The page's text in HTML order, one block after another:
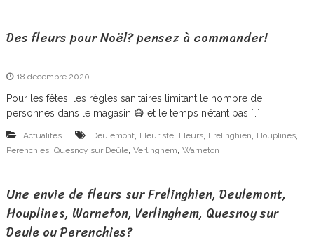
Des fleurs pour Noël? pensez à commander!
18 décembre 2020
Pour les fêtes, les règles sanitaires limitant le nombre de
personnes dans le magasin 😷 et le temps n’étant pas […]
Actualités Deulemont, Fleuriste, Fleurs, Frelinghien, Houplines,
Perenchies, Quesnoy sur Deûle, Verlinghem, Warneton
Une envie de fleurs sur Frelinghien, Deulemont,
Houplines, Warneton, Verlinghem, Quesnoy sur
Deule ou Perenchies?